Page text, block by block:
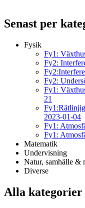
Senast per
Fysik
Fy1:
Fy2:
Fy2:
Fy1:
21
2023-01-04
Fy1:
Fy1:
Matematik
Undervisning
Natur, samhälle &
Diverse
Alla kategorier